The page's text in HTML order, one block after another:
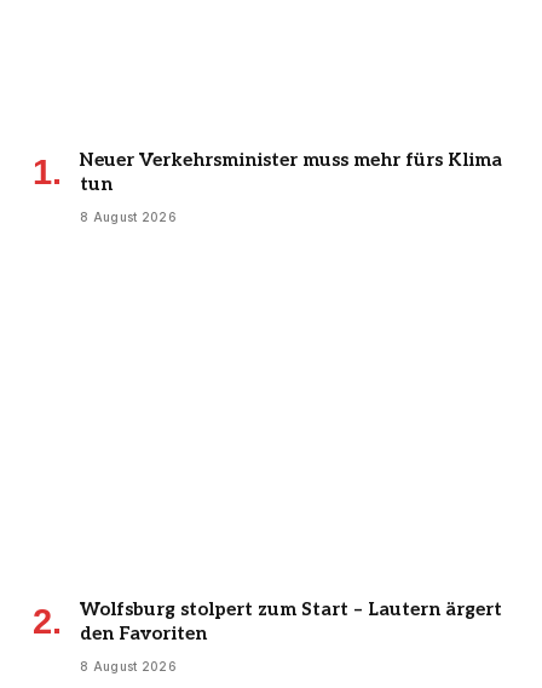
Neuer Verkehrsminister muss mehr fürs Klima
tun
8 August 2026
Wolfsburg stolpert zum Start – Lautern ärgert
den Favoriten
8 August 2026